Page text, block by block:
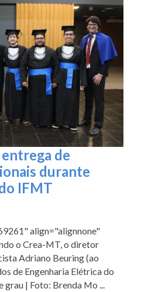
de
durante
IFMT
align="alignnone"
o Crea-MT, o diretor
Adriano Beuring (ao
de Engenharia Elétrica do
grau | Foto: Brenda Mo ...